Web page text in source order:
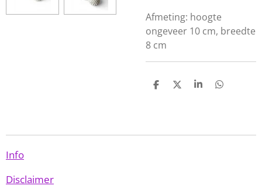
Afmeting: hoogte
ongeveer 10 cm, breedte
8 cm
D
D
S
D
Info
Disclaimer